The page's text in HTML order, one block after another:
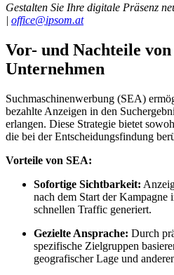
Gestalten Sie Ihre digitale Präsenz
| office@ipsom.at
Vor- und Nachteile
Unternehmen
Suchmaschinenwerbung (SEA)
bezahlte Anzeigen in den
erlangen. Diese Strategie bietet
die bei der Entscheidungsfindung
Vorteile von SEA:
Sofortige Sichtbarkeit:
nach dem Start der Kampagne
schnellen Traffic generiert.
Gezielte Ansprache: Durch
spezifische Zielgruppen
geografischer Lage und